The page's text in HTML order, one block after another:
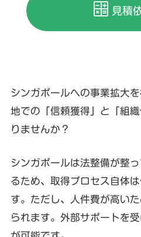
見積
シンガポールへの事業拡大
地での「信頼獲得」と「組
りませんか？
シンガポールは法整備が整
るため、取得プロセス自体
す。ただし、人件費が高い
られます。外部サポートを